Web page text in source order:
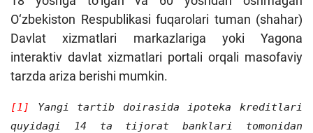
O‘zbekiston Respublikasi fuqarolari tuman (shahar)
Davlat xizmatlari markazlariga yoki Yagona
interaktiv davlat xizmatlari portali orqali masofaviy
tarzda ariza berishi mumkin.
[1]
Yangi tartib doirasida ipoteka kreditlari
quyidagi 14 ta tijorat banklari tomonidan